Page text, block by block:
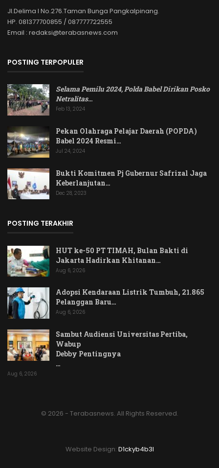
Jl.Delima I No.276.Taman Bunga Pangkalpinang.
HP. 081377700855 / 087777722555
Email : redaksi@terabasnews.com
POSTING TERPOPULER
Selama Pemilu 2024, Polda Babel Dirikan Posko
Netralitas…
Feb 13, 2024
Pekan Olahraga Pelajar Daerah (POPDA)
Babel 2024 Resmi…
Jul 24, 2024
Bukti Komitmen Pj Gubernur Safrizal Jaga
Keberlanjutan…
Dec 28, 2023
POSTING TERAKHIR
HUT ke-50 PT TIMAH, Bulan Bakti di
Jakarta Hadirkan Khitanan…
Aug 6, 2026
Adopsi Kendaraan Listrik Tumbuh, 21.865
Pelanggan Baru…
Aug 6, 2026
Sambut Audiensi Universitas Pertiba,
Wabup
Debby Pentingnya
…
Aug 6, 2026
© 2026 - Terabasnews. All Rights Reserved.
Website Design: D1ckyb4b3l